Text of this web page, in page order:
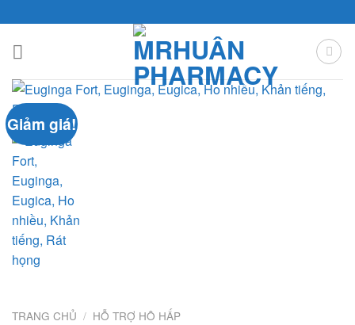
to
content
Giảm giá!
TRANG CHỦ / HỖ TRỢ HÔ HẤP